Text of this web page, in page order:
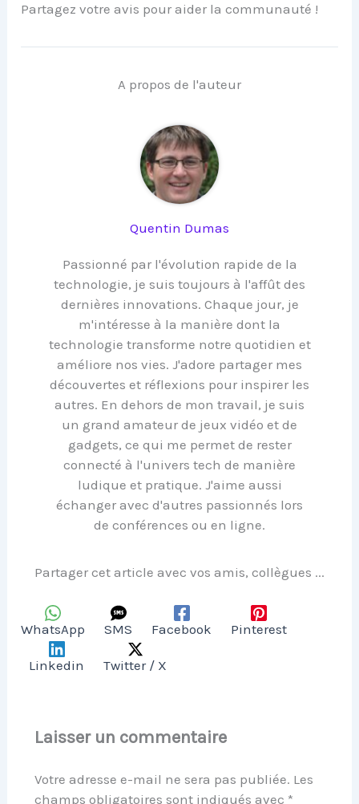
Partagez votre avis pour aider la communauté !
A propos de l'auteur
Quentin Dumas
Passionné par l'évolution rapide de la
technologie, je suis toujours à l'affût des
dernières innovations. Chaque jour, je
m'intéresse à la manière dont la
technologie transforme notre quotidien et
améliore nos vies. J'adore partager mes
découvertes et réflexions pour inspirer les
autres. En dehors de mon travail, je suis
un grand amateur de jeux vidéo et de
gadgets, ce qui me permet de rester
connecté à l'univers tech de manière
ludique et pratique. J'aime aussi
échanger avec d'autres passionnés lors
de conférences ou en ligne.
Partager cet article avec vos amis, collègues ...
WhatsApp SMS Facebook Pinterest
Linkedin Twitter / X
Laisser un commentaire
Votre adresse e-mail ne sera pas publiée. Les
champs obligatoires sont indiqués avec *